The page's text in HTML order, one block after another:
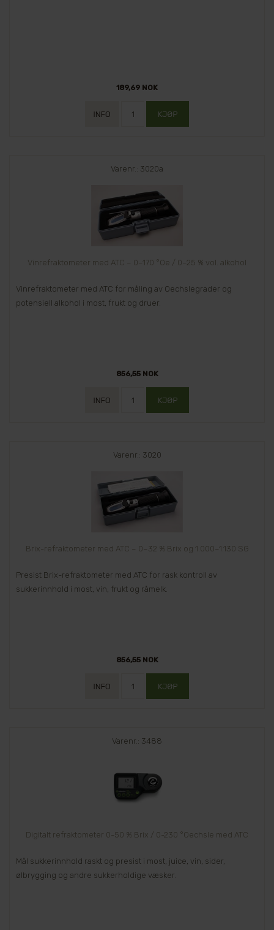
189,69 NOK
Varenr.: 3020a
Vinrefraktometer med ATC – 0–170 °Oe / 0–25 % vol. alkohol
Vinrefraktometer med ATC for måling av Oechslegrader og
potensiell alkohol i most, frukt og druer.
856,55 NOK
Varenr.: 3020
Brix-refraktometer med ATC – 0–32 % Brix og 1.000–1.130 SG
Presist Brix-refraktometer med ATC for rask kontroll av
sukkerinnhold i most, vin, frukt og råmelk.
856,55 NOK
Varenr.: 3488
Digitalt refraktometer 0-50 % Brix / 0-230 °Oechsle med ATC
Mål sukkerinnhold raskt og presist i most, juice, vin, sider,
ølbrygging og andre sukkerholdige væsker.